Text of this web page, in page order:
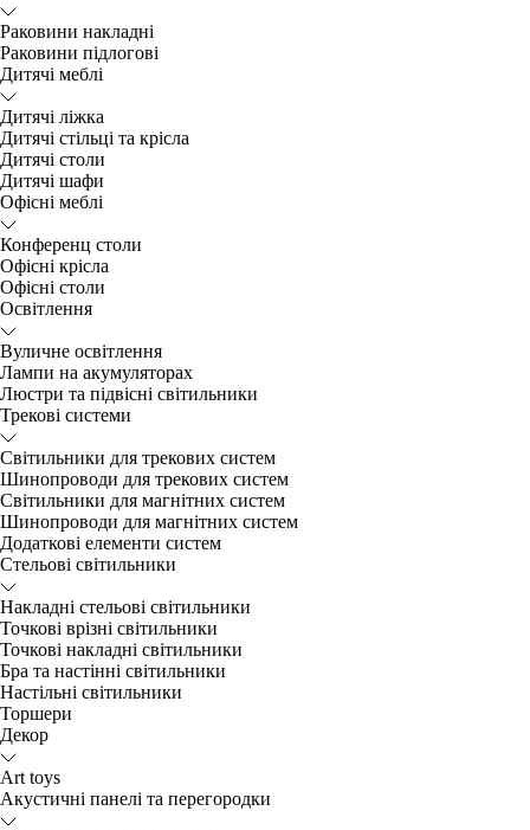
Раковини накладні
Раковини підлогові
Дитячі меблі
Дитячі ліжка
Дитячі стільці та крісла
Дитячі столи
Дитячі шафи
Офісні меблі
Конференц столи
Офісні крісла
Офісні столи
Освітлення
Вуличне освітлення
Лампи на акумуляторах
Люстри та підвісні світильники
Трекові системи
Світильники для трекових систем
Шинопроводи для трекових систем
Світильники для магнітних систем
Шинопроводи для магнітних систем
Додаткові елементи систем
Cтельові світильники
Накладні стельові світильники
Точкові врізні світильники
Точкові накладні світильники
Бра та настінні світильники
Настільні світильники
Торшери
Декор
Art toys
Акустичні панелі та перегородки